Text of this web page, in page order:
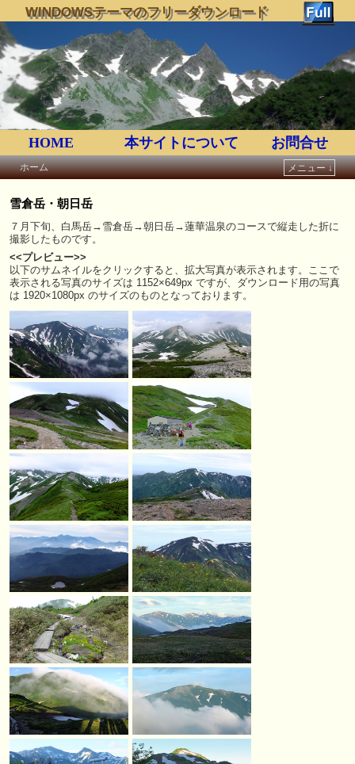
WINDOWSテーマのフリーダウンロード
HOME 本サイトについて お問合せ
ホーム
メニュー ↓
雪倉岳・朝日岳
７月下旬、白馬岳→雪倉岳→朝日岳→蓮華温泉のコースで縦走した折に
撮影したものです。
<<プレビュー>>
以下のサムネイルをクリックすると、拡大写真が表示されます。ここで
表示される写真のサイズは 1152×649px ですが、ダウンロード用の写真
は 1920×1080px のサイズのものとなっております。